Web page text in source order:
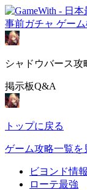
事前ガチャ ゲー
シャドウバース攻
掲示板Q&A
トップに戻る
ゲーム攻略一覧を
ビヨンド情報
ローテ最強